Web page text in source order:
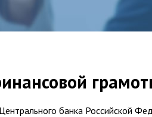
банка Российской